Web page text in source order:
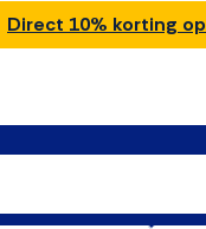
Direct 10% korting